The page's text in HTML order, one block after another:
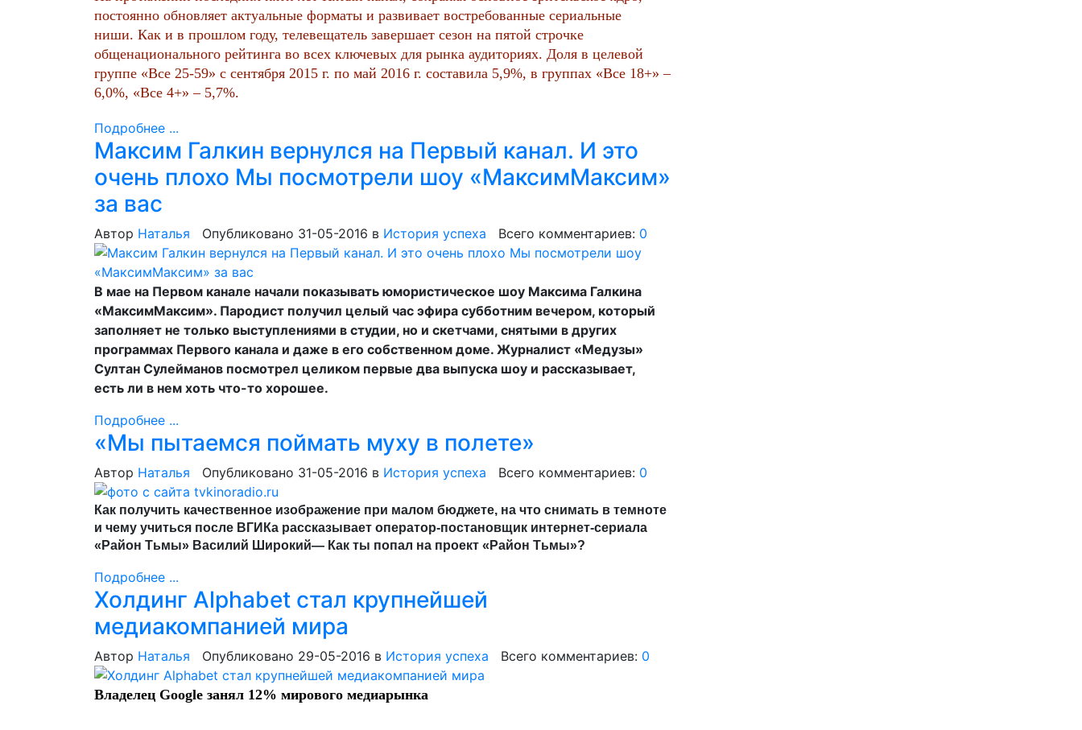
постоянно обновляет актуальные форматы и развивает востребованные сериальные
ниши. Как и в прошлом году, телевещатель завершает сезон на пятой строчке
общенационального рейтинга во всех ключевых для рынка аудиториях. Доля в целевой
группе «Все 25-59» с сентября 2015 г. по май 2016 г. составила 5,9%, в группах «Все 18+» –
6,0%, «Все 4+» – 5,7%.
Подробнее ...
Максим Галкин вернулся на Первый канал. И это
очень плохо Мы посмотрели шоу «МаксимМаксим»
за вас
Автор Наталья Опубликовано 31-05-2016 в История успеха Всего комментариев: 0
В мае на Первом канале начали показывать юмористическое шоу Максима Галкина
«МаксимМаксим». Пародист получил целый час эфира субботним вечером, который
заполняет не только выступлениями в студии, но и скетчами, снятыми в других
программах Первого канала и даже в его собственном доме. Журналист «Медузы»
Султан Сулейманов посмотрел целиком первые два выпуска шоу и рассказывает,
есть ли в нем хоть что-то хорошее.
Подробнее ...
«Мы пытаемся поймать муху в полете»
Автор Наталья Опубликовано 31-05-2016 в История успеха Всего комментариев: 0
Как получить качественное изображение при малом бюджете, на что снимать в темноте
и чему учиться после ВГИКа рассказывает оператор-постановщик интернет-сериала
«Район Тьмы» Василий Широкий— Как ты попал на проект «Район Тьмы»?
Подробнее ...
Холдинг Alphabet стал крупнейшей
медиакомпанией мира
Автор Наталья Опубликовано 29-05-2016 в История успеха Всего комментариев: 0
Владелец Google занял 12% мирового медиарынка